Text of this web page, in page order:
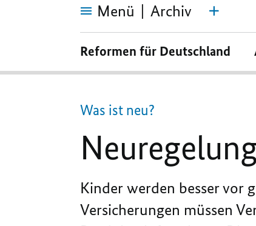
Menü Archiv
Neuregelungen
2018
Reformen für Deutschland
Was ist neu?
Kinder werden besser vor
Versicherungen müssen